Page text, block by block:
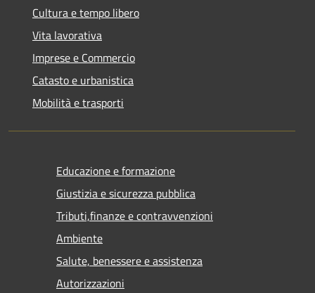
Cultura e tempo libero
Vita lavorativa
Imprese e Commercio
Catasto e urbanistica
Mobilità e trasporti
Educazione e formazione
Giustizia e sicurezza pubblica
Tributi,finanze e contravvenzioni
Ambiente
Salute, benessere e assistenza
Autorizzazioni